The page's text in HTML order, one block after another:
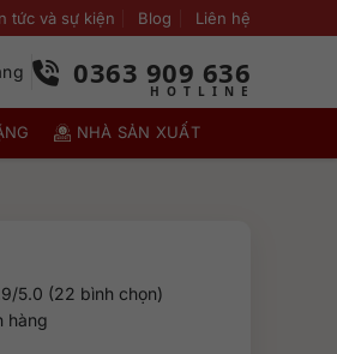
tức và sự kiện Blog Liên hệ
0363 909 636
NHÀ SẢN XUẤT
5.0 (22 bình chọn)
hàng